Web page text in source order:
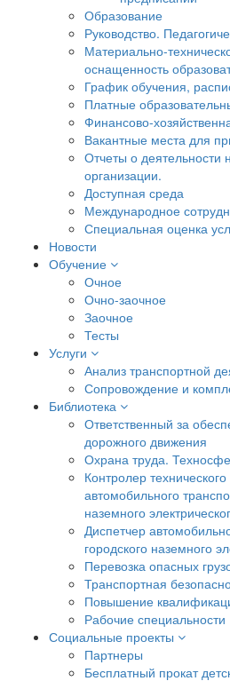
Образование
Руководство.
Материально-
оснащенность
График обучения,
Платные
Финансово-
Вакантные места для
Отчеты о деятельности
организации.
Доступная среда
Международное
Специальная оценка
Новости
Обучение
Очное
Очно-заочное
Заочное
Тесты
Услуги
Анализ транспортной
Сопровождение и
Библиотека
Ответственный за
дорожного движения
Охрана труда.
Контролер
автомобильного
наземного
Диспетчер
городского наземного
Перевозка опасных
Транспортная
Повышение
Рабочие специальности
Социальные проекты
Партнеры
Бесплатный прокат